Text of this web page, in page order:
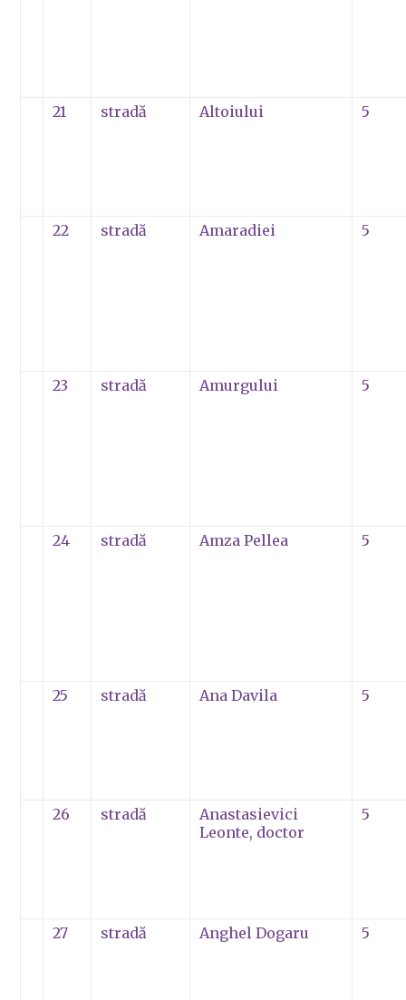
21 stradă Altoiului 5
22 stradă Amaradiei 5
23 stradă Amurgului 5
24 stradă Amza Pellea 5
25 stradă Ana Davila 5
26 stradă
Anastasievici
Leonte, doctor
5
27 stradă Anghel Dogaru 5